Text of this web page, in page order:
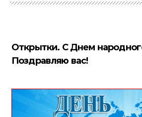
Открытки. С Днем
Поздравляю вас!